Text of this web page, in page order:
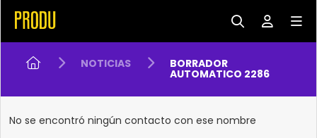
NOTICIAS BORRADOR
AUTOMATICO 2286
No se encontró ningún contacto con ese nombre